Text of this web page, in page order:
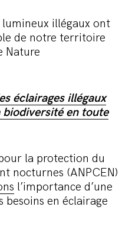
illégaux ont
de notre territoire
Nature
éclairages illégaux
en toute
la protection du
nocturnes (ANPCEN)
l’importance d’une
besoins en éclairage